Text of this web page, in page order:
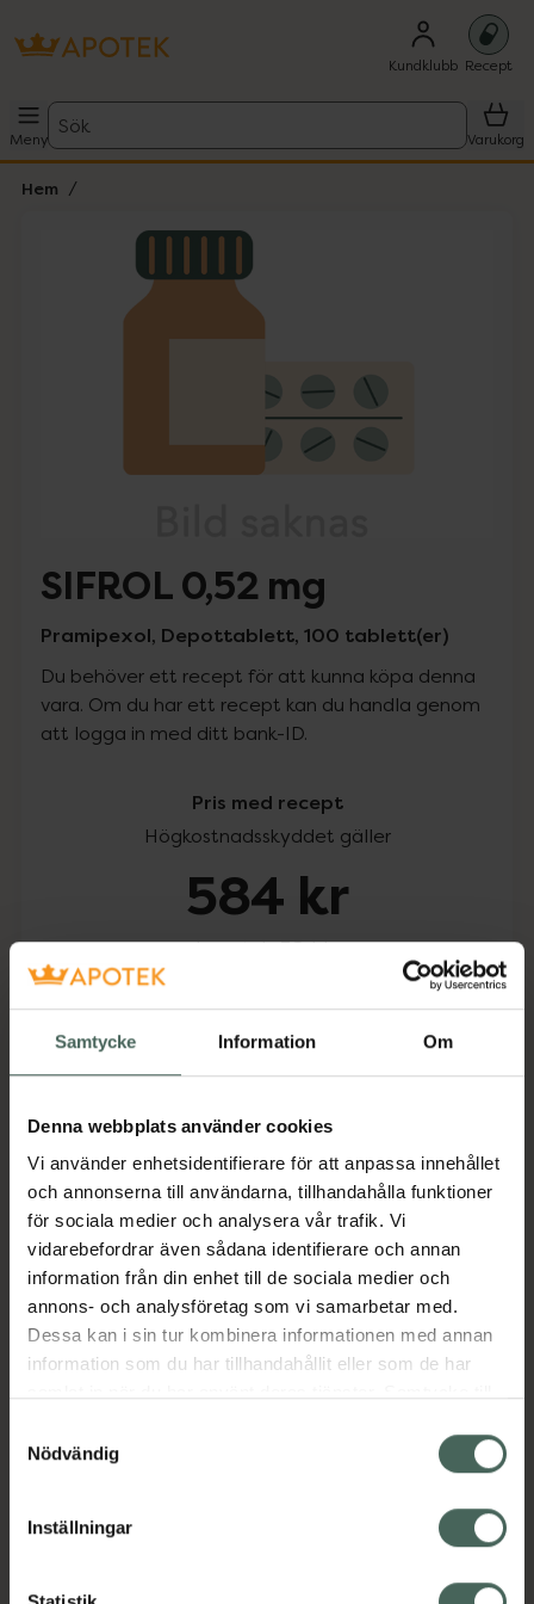
Samtycke Information Om
Denna webbplats använder cookies
Vi använder enhetsidentifierare för att anpassa innehållet
och annonserna till användarna, tillhandahålla funktioner
för sociala medier och analysera vår trafik. Vi
vidarebefordrar även sådana identifierare och annan
information från din enhet till de sociala medier och
annons- och analysföretag som vi samarbetar med.
Dessa kan i sin tur kombinera informationen med annan
information som du har tillhandahållit eller som de har
återkalla ditt samtycke via webbplatsens
cookieinställningar. Ett återkallat samtycke påverkar inte
lagligheten av behandling som skett innan återkallelsen.
Nödvändig
Inställningar
Kundklubb Recept
Meny
Sök
Varukorg
Hem
Lista: . Innehåller 1 objekt.
SIFROL 0,52 mg
Pramipexol, Depottablett, 100 tablett(er)
Du behöver ett recept för att kunna köpa denna
vara. Om du har ett recept kan du handla genom
att logga in med ditt bank-ID.
Pris med recept
Högkostnadsskyddet gäller
584 kr
I apotek:584 kr
Köp via ditt recept
Beskrivning Dölj
Läs alltid bipacksedeln innan
användning.
EAN:
04048846014818